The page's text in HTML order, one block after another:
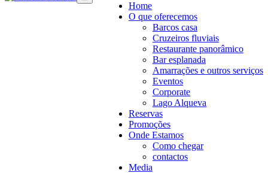
Home
O que oferecemos
Barcos casa
Cruzeiros fluviais
Restaurante panorâmico
Bar esplanada
Amarrações e outros serviços
Eventos
Corporate
Lago Alqueva
Reservas
Promoções
Onde Estamos
Como chegar
contactos
Media